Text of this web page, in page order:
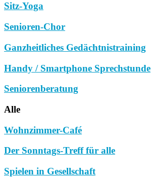
Sitz-Yoga
Senioren-Chor
Ganzheitliches Gedächtnistraining
Handy / Smartphone Sprechstunde
Seniorenberatung
Alle
Wohnzimmer-Café
Der Sonntags-Treff für alle
Spielen in Gesellschaft